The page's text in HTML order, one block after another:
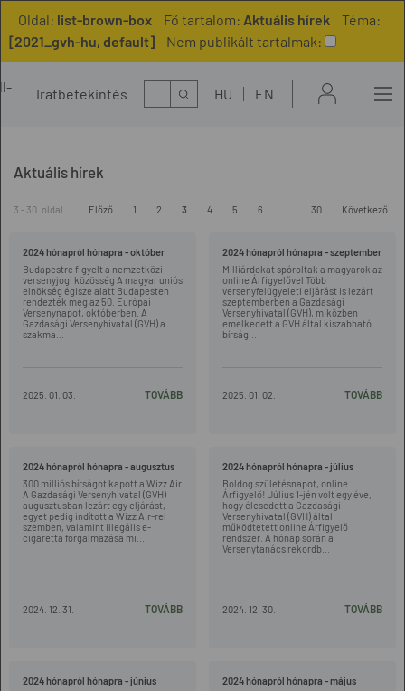
Oldal: list-brown-box Fő tartalom: Aktuális hírek
Téma:
[2021_gvh-hu, default]
Nem publikált tartalmak:
Iratbetekintés Kereső HU EN
Aktuális hírek
3 - 30. oldal Előző 1 2 3 4 5 6 30 Következő
2024 hónapról hónapra - október
Budapestre figyelt a nemzetközi
versenyjogi közösség A magyar uniós
elnökség égisze alatt Budapesten
rendezték meg az 50. Európai
Versenynapot, októberben. A
Gazdasági Versenyhivatal (GVH) a
szakma...
2025. 01. 03. TOVÁBB
2024 hónapról hónapra - szeptember
Milliárdokat spóroltak a magyarok az
online Árfigyelővel Több
versenyfelügyeleti eljárást is lezárt
szeptemberben a Gazdasági
Versenyhivatal (GVH), miközben
emelkedett a GVH által kiszabható
bírság...
2025. 01. 02. TOVÁBB
2024 hónapról hónapra - augusztus
300 milliós bírságot kapott a Wizz Air
A Gazdasági Versenyhivatal (GVH)
augusztusban lezárt egy eljárást,
egyet pedig indított a Wizz Air-rel
szemben, valamint illegális e-
cigaretta forgalmazása mi...
2024. 12. 31. TOVÁBB
2024 hónapról hónapra - július
Boldog születésnapot, online
Árfigyelő! Július 1-jén volt egy éve,
hogy élesedett a Gazdasági
Versenyhivatal (GVH) által
működtetett online Árfigyelő
rendszer. A hónap során a
Versenytanács rekordb...
2024. 12. 30. TOVÁBB
2024 hónapról hónapra - június
2024 hónapról hónapra - május